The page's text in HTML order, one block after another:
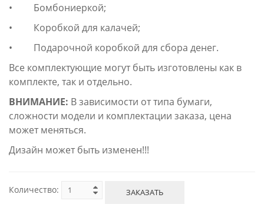
• Бомбониеркой;
• Коробкой для калачей;
• Подарочной коробкой для сбора денег.
Все комплектующие могут быть изготовлены как в
комплекте, так и отдельно.
ВНИМАНИЕ: В зависимости от типа бумаги,
сложности модели и комплектации заказа, цена
может меняться.
Дизайн может быть изменен!!!
Количество: ЗАКАЗАТЬ